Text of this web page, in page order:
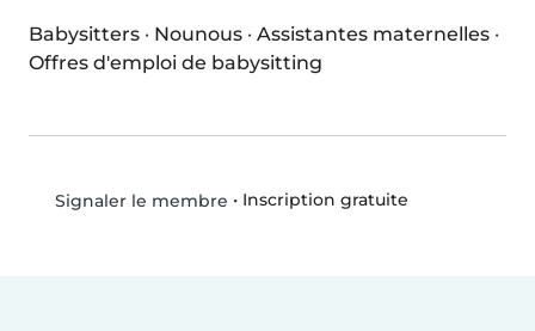
Babysitters · Nounous · Assistantes maternelles ·
Offres d'emploi de babysitting
Signaler le membre • Inscription gratuite